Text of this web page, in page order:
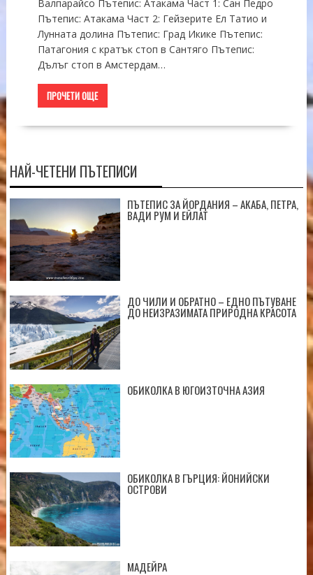
Валпарайсо Пътепис: Атакама Част 1: Сан Педро
Пътепис: Атакама Част 2: Гейзерите Ел Татио и
Лунната долина Пътепис: Град Икике Пътепис:
Патагония с кратък стоп в Сантяго Пътепис:
Дълъг стоп в Амстердам…
ПРОЧЕТИ ОЩЕ
НАЙ-ЧЕТЕНИ ПЪТЕПИСИ
ПЪТЕПИС ЗА ЙОРДАНИЯ – АКАБА, ПЕТРА,
ВАДИ РУМ И ЕЙЛАТ
ДО ЧИЛИ И ОБРАТНО – ЕДНО ПЪТУВАНЕ
ДО НЕИЗРАЗИМАТА ПРИРОДНА КРАСОТА
ОБИКОЛКА В ЮГОИЗТОЧНА АЗИЯ
ОБИКОЛКА В ГЪРЦИЯ: ЙОНИЙСКИ
ОСТРОВИ
МАДЕЙРА